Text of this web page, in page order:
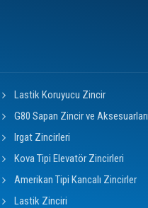
Lastik Koruyucu Zincir
G80 Sapan Zincir ve Aksesuarları
Irgat Zincirleri
Kova Tipi Elevatör Zincirleri
Amerikan Tipi Kancalı Zincirler
Lastik Zinciri